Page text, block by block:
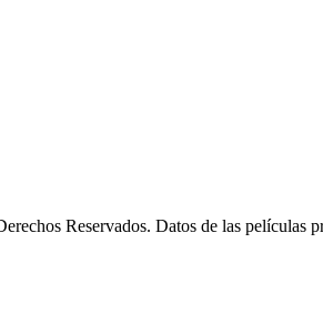
Reservados. Datos de las películas